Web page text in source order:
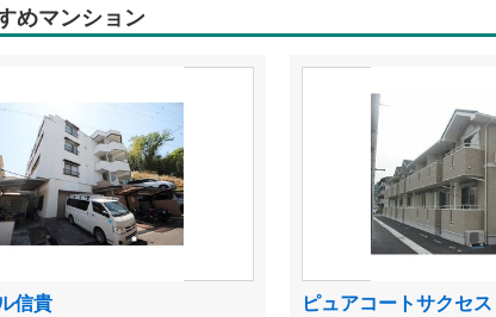
めマンション
信貴 ピュアコートサクセス